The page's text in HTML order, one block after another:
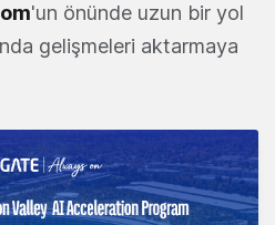
'un önünde uzun bir yol
gelişmeleri aktarmaya